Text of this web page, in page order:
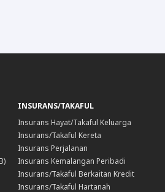
INSURANS/TAKAFUL
Insurans Hayat/Takaful Keluarga
Insurans/Takaful Kereta
Insurans Perjalanan
Insurans Kemalangan Peribadi
Insurans/Takaful Berkaitan Kredit
Insurans/Takaful Hartanah